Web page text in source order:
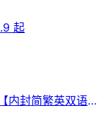
起
内封简繁英双语字